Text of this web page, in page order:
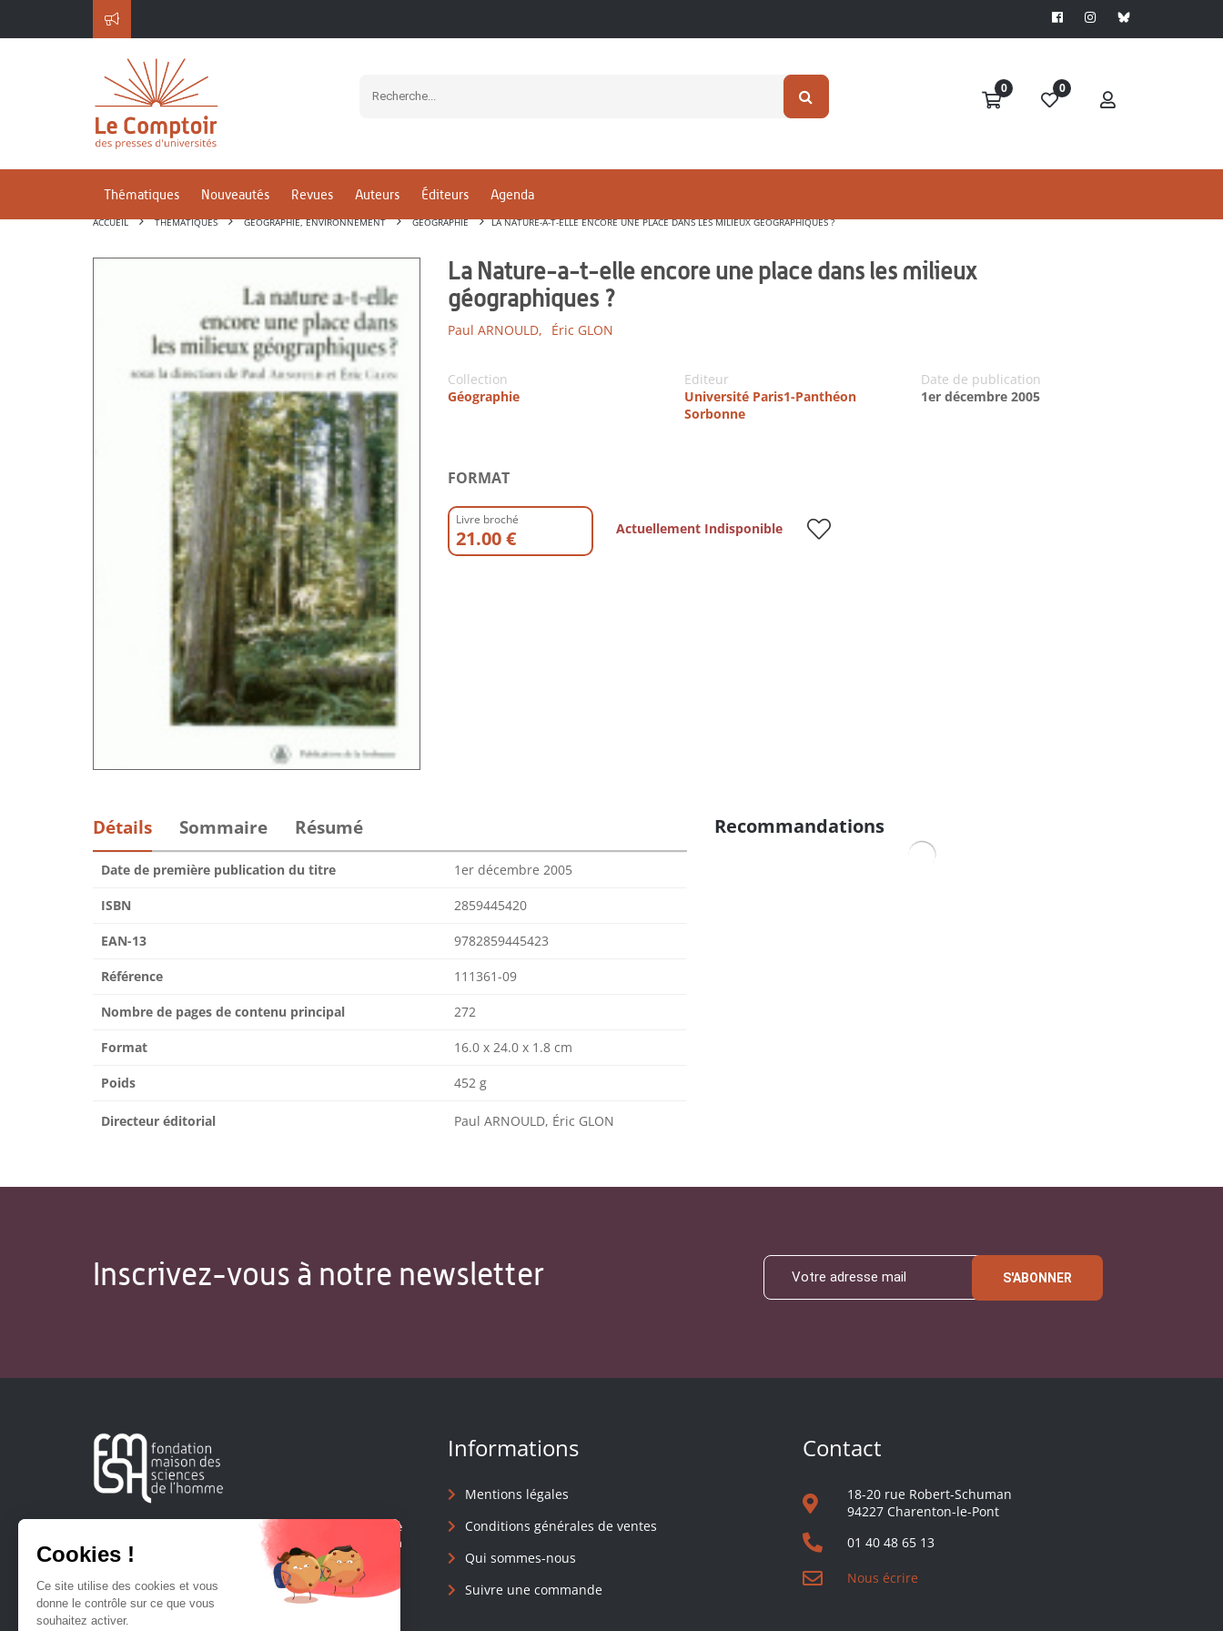
0 0
Thématiques Nouveautés Revues Auteurs Éditeurs Agenda
ACCUEIL THÉMATIQUES GÉOGRAPHIE, ENVIRONNEMENT GÉOGRAPHIE LA NATURE-A-T-ELLE ENCORE UNE PLACE DANS LES MILIEUX GÉOGRAPHIQUES ?
La Nature-a-t-elle encore une place dans les milieux
géographiques ?
Paul ARNOULD, Éric GLON
Collection
Géographie
Editeur
Université Paris1-Panthéon
Sorbonne
Date de publication
1er décembre 2005
FORMAT
Livre broché
21.00 € Actuellement Indisponible
Détails Sommaire Résumé
Date de première publication du titre 1er décembre 2005
ISBN 2859445420
EAN-13 9782859445423
Référence 111361-09
Nombre de pages de contenu principal 272
Format 16.0 x 24.0 x 1.8 cm
Poids 452 g
Directeur éditorial Paul ARNOULD, Éric GLON
Recommandations
Inscrivez-vous à notre newsletter S'ABONNER
Créée en 1963, la Fondation Maison Sciences de l'Homme
soutient la recherche et la diffusion des connaissances en
sciences humaines et sociales.
Informations
Mentions légales
Conditions générales de ventes
Qui sommes-nous
Suivre une commande
Contact
18-20 rue Robert-Schuman
94227 Charenton-le-Pont
01 40 48 65 13
Nous écrire